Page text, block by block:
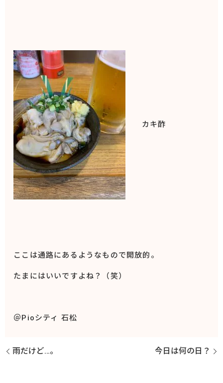
カキ酢
ここは通路にあるようなもので開放的。
たまにはいいですよね？（笑）
＠Pioシティ 石松
雨だけど…。 今日は何の日？